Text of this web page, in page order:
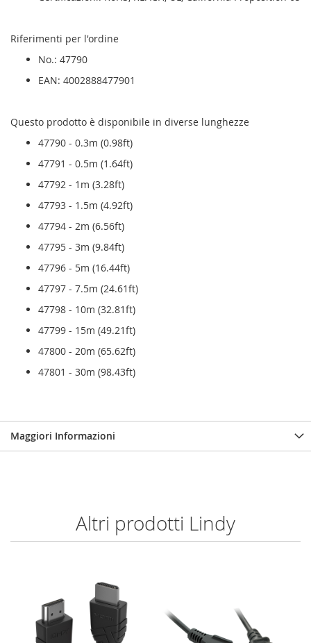
Riferimenti per l'ordine
No.: 47790
EAN: 4002888477901
Questo prodotto è disponibile in diverse lunghezze
47790 - 0.3m (0.98ft)
47791 - 0.5m (1.64ft)
47792 - 1m (3.28ft)
47793 - 1.5m (4.92ft)
47794 - 2m (6.56ft)
47795 - 3m (9.84ft)
47796 - 5m (16.44ft)
47797 - 7.5m (24.61ft)
47798 - 10m (32.81ft)
47799 - 15m (49.21ft)
47800 - 20m (65.62ft)
47801 - 30m (98.43ft)
Maggiori Informazioni
Altri prodotti Lindy